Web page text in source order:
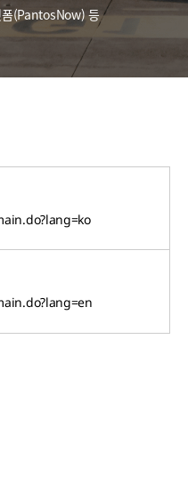
폼(PantosNow) 등